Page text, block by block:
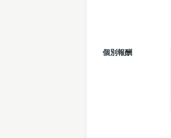
個別報酬